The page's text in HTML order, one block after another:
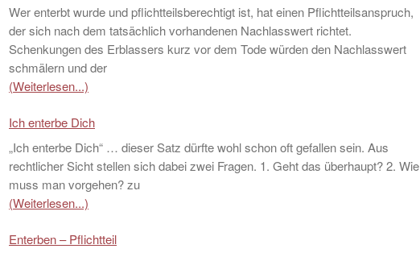
Wer enterbt wurde und pflichtteilsberechtigt ist, hat einen Pflichtteilsanspruch,
der sich nach dem tatsächlich vorhandenen Nachlasswert richtet.
Schenkungen des Erblassers kurz vor dem Tode würden den Nachlasswert
schmälern und der
(Weiterlesen...)
Ich enterbe Dich
„Ich enterbe Dich“ … dieser Satz dürfte wohl schon oft gefallen sein. Aus
rechtlicher Sicht stellen sich dabei zwei Fragen. 1. Geht das überhaupt? 2. Wie
muss man vorgehen? zu
(Weiterlesen...)
Enterben – Pflichtteil